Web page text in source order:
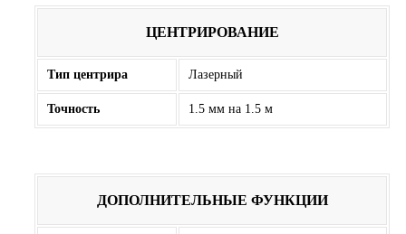
ЦЕНТРИРОВАНИЕ
Тип центрира Лазерный
Точность 1.5 мм на 1.5 м
ДОПОЛНИТЕЛЬНЫЕ ФУНКЦИИ